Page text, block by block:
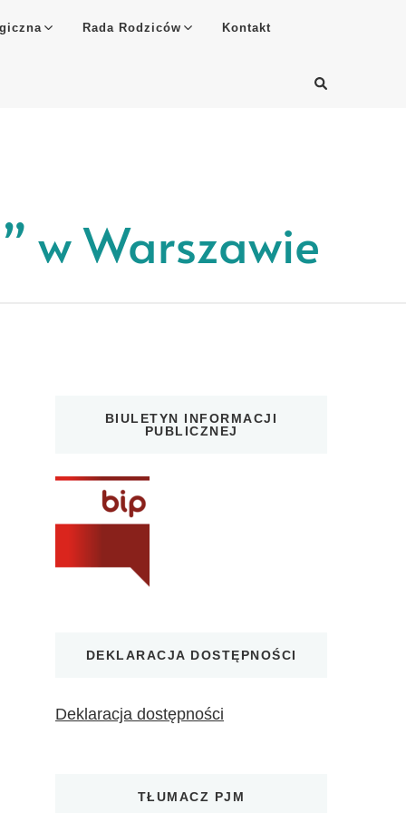
Rada Rodziców Kontakt
w Warszawie
BIULETYN INFORMACJI
PUBLICZNEJ
DEKLARACJA DOSTĘPNOŚCI
Deklaracja dostępności
TŁUMACZ PJM